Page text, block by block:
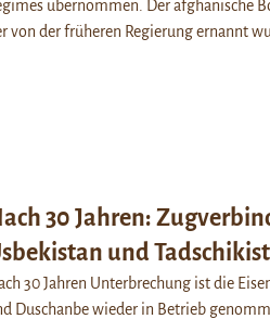
übernommen. Der afghanische
von der früheren Regierung ernannt
30 Jahren:
und
30 Jahren Unterbrechung ist die
Duschanbe wieder in Betrieb